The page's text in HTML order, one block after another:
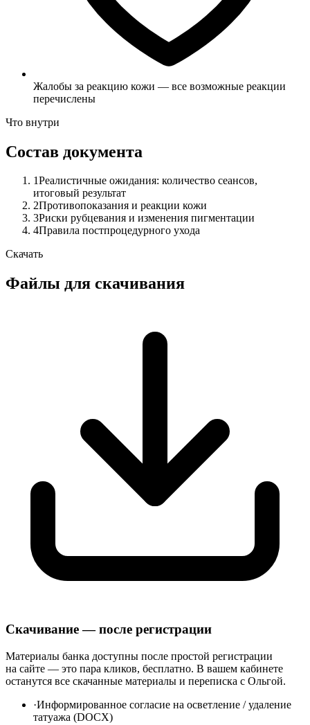
Жалобы за реакцию кожи — все возможные реакции
перечислены
Что внутри
Состав документа
1Реалистичные ожидания: количество сеансов,
итоговый результат
2Противопоказания и реакции кожи
3Риски рубцевания и изменения пигментации
4Правила постпроцедурного ухода
Скачать
Файлы для скачивания
Скачивание — после регистрации
Материалы банка доступны после простой регистрации
на сайте — это пара кликов, бесплатно. В вашем кабинете
останутся все скачанные материалы и переписка с Ольгой.
·Информированное согласие на осветление / удаление
татуажа (DOCX)